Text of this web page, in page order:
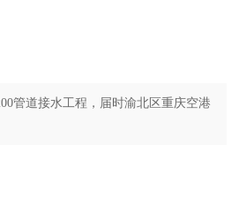
管道接水工程，届时渝北区重庆空港